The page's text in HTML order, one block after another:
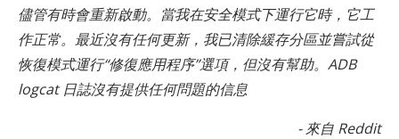
儘管有時會重新啟動。當我在安全模式下運行它時，它工
作正常。最近沒有任何更新，我已清除緩存分區並嘗試從
恢復模式運行“修復應用程序”選項，但沒有幫助。ADB
logcat 日誌沒有提供任何問題的信息
- 來自 Reddit